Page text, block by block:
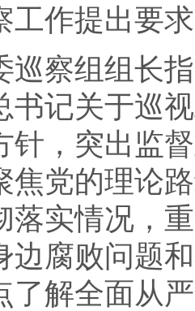
工作提出要
察组组长指
书记关于巡
针，突出监
焦党的理论
落实情况，
边腐败问题
了解全面从